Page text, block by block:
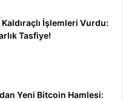
İşlemleri Vurdu:
Tasfiye!
Yeni Bitcoin Hamlesi: